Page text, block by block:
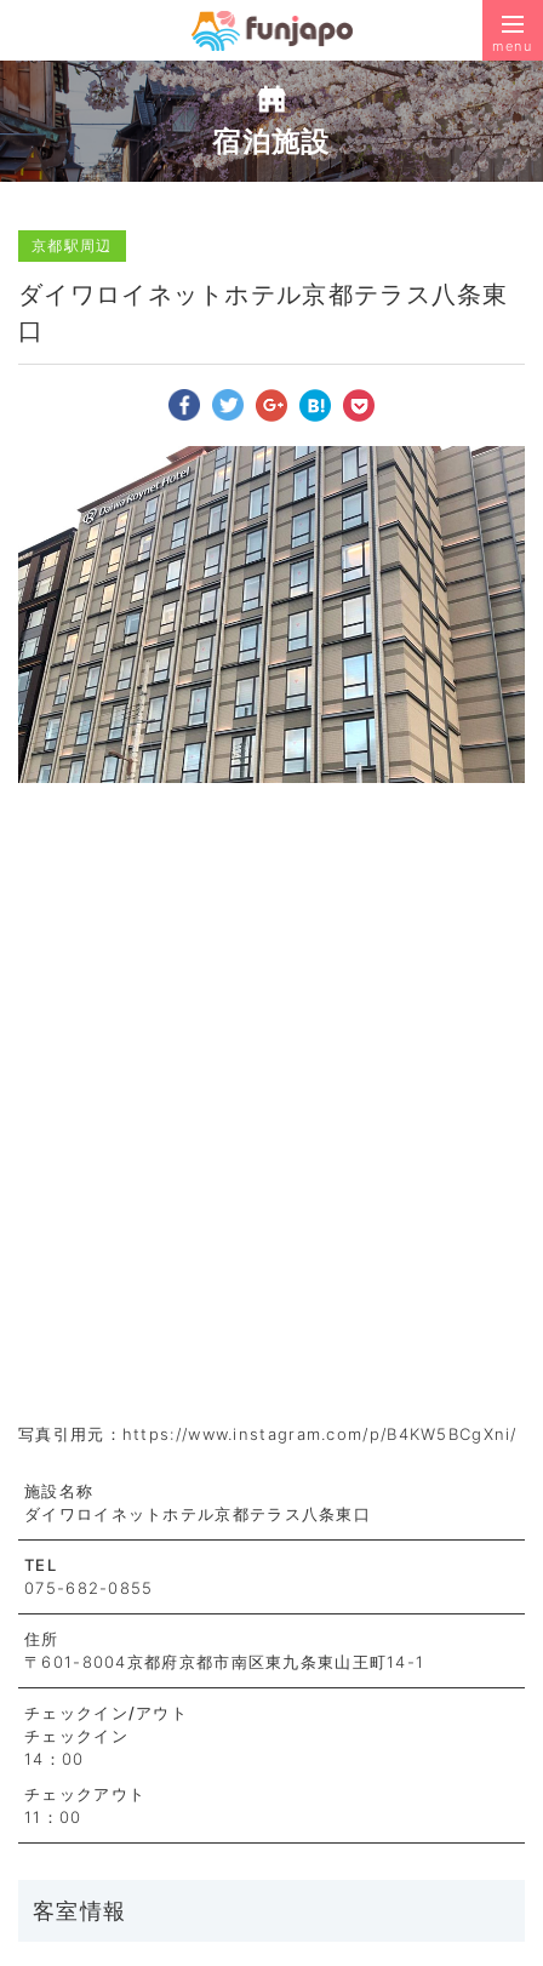
menu
宿泊施設
京都駅周辺
ダイワロイネットホテル京都テラス八条東
口
写真引用元：https://www.instagram.com/p/B4KW5BCgXni/
施設名称
ダイワロイネットホテル京都テラス八条東口
TEL
075-682-0855
住所
〒601-8004京都府京都市南区東九条東山王町14-1
チェックイン/アウト
チェックイン
14：00
チェックアウト
11：00
客室情報